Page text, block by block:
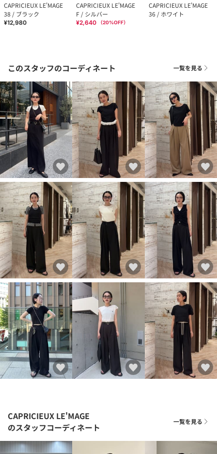
CAPRICIEUX LE'MAGE
38 / ブラック
¥12,980
CAPRICIEUX LE'MAGE
F / シルバー
¥2,640 （20%OFF）
CAPRICIEUX LE'MAGE
36 / ホワイト
このスタッフのコーディネート 一覧を見る
CAPRICIEUX LE'MAGE
のスタッフコーディネート
一覧を見る